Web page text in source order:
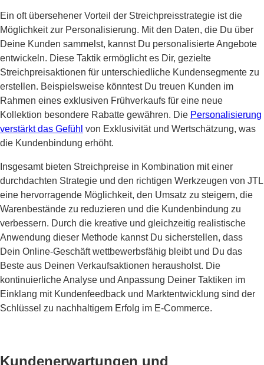
Ein oft übersehener Vorteil der Streichpreisstrategie ist die
Möglichkeit zur Personalisierung. Mit den Daten, die Du über
Deine Kunden sammelst, kannst Du personalisierte Angebote
entwickeln. Diese Taktik ermöglicht es Dir, gezielte
Streichpreisaktionen für unterschiedliche Kundensegmente zu
erstellen. Beispielsweise könntest Du treuen Kunden im
Rahmen eines exklusiven Frühverkaufs für eine neue
Kollektion besondere Rabatte gewähren. Die Personalisierung
verstärkt das Gefühl von Exklusivität und Wertschätzung, was
die Kundenbindung erhöht.
Insgesamt bieten Streichpreise in Kombination mit einer
durchdachten Strategie und den richtigen Werkzeugen von JTL
eine hervorragende Möglichkeit, den Umsatz zu steigern, die
Warenbestände zu reduzieren und die Kundenbindung zu
verbessern. Durch die kreative und gleichzeitig realistische
Anwendung dieser Methode kannst Du sicherstellen, dass
Dein Online-Geschäft wettbewerbsfähig bleibt und Du das
Beste aus Deinen Verkaufsaktionen herausholst. Die
kontinuierliche Analyse und Anpassung Deiner Taktiken im
Einklang mit Kundenfeedback und Marktentwicklung sind der
Schlüssel zu nachhaltigem Erfolg im E-Commerce.
Kundenerwartungen und